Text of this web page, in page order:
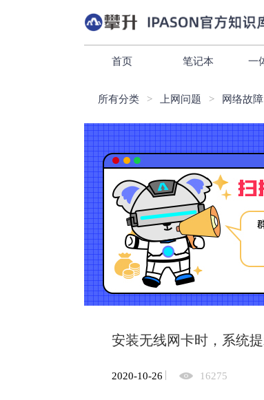
首页 笔记本 一
所有分类 上网问题 网络故障
安装无线网卡时，系统
2020-10-26 16275